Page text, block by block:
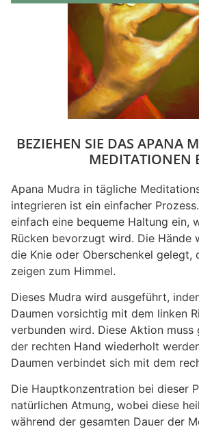
BEZIEHEN SIE DAS APANA
MEDITATIONEN
Apana Mudra in tägliche
integrieren ist ein einfacher
einfach eine bequeme Haltung ein,
Rücken bevorzugt wird. Die Hände
die Knie oder Oberschenkel gelegt,
zeigen zum Himmel.
Dieses Mudra wird ausgeführt,
Daumen vorsichtig mit dem linken
verbunden wird. Diese Aktion
der rechten Hand wiederholt
Daumen verbindet sich mit dem
Die Hauptkonzentration bei dieser
natürlichen Atmung, wobei diese
während der gesamten Dauer der